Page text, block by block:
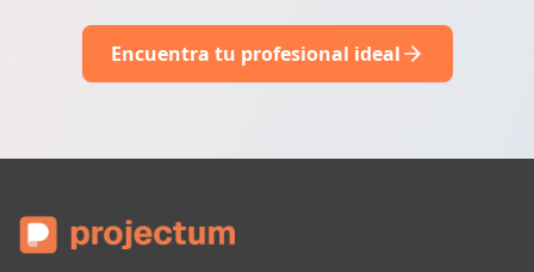
Encuentra tu profesional ideal